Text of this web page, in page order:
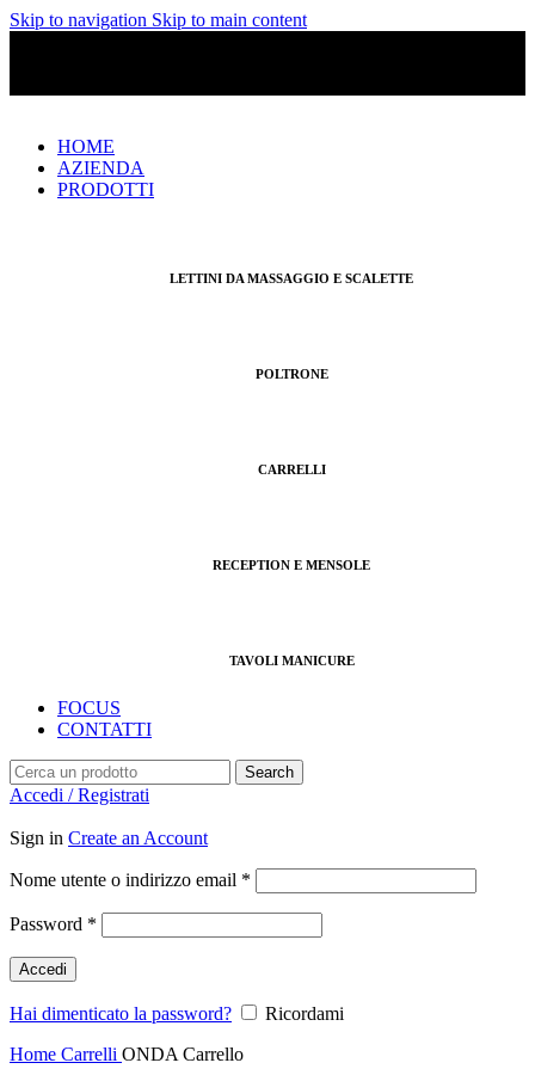
Skip to navigation Skip to main content
HOME
AZIENDA
PRODOTTI
LETTINI DA MASSAGGIO E SCALETTE
POLTRONE
CARRELLI
RECEPTION E MENSOLE
TAVOLI MANICURE
FOCUS
CONTATTI
Search
Accedi / Registrati
Sign in Create an Account
Nome utente o indirizzo email *
Password *
Accedi
Hai dimenticato la password?
Ricordami
Home Carrelli ONDA Carrello